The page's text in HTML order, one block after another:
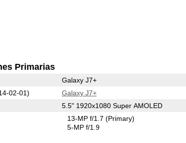
Primarias
Galaxy J7+
02-01) Galaxy J7+
5.5" 1920x1080 Super AMOLED
13-MP f/1.7(Primary)
5-MP f/1.9